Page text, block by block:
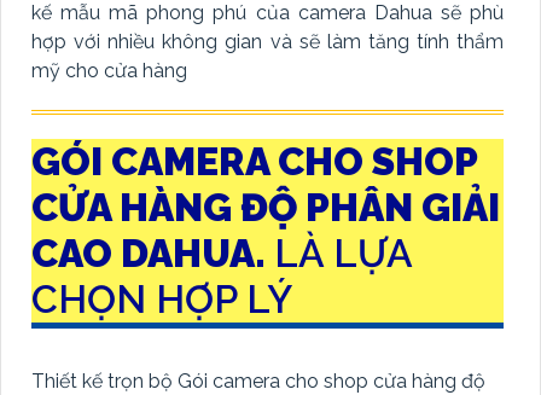
kế mẫu mã phong phú của camera Dahua sẽ phù
hợp với nhiều không gian và sẽ làm tăng tính thẩm
mỹ cho cửa hàng
GÓI CAMERA CHO SHOP
CỬA HÀNG ĐỘ PHÂN GIẢI
CAO DAHUA. LÀ LỰA
CHỌN HỢP LÝ
Thiết kế trọn bộ Gói camera cho shop cửa hàng độ